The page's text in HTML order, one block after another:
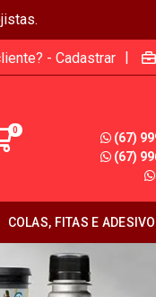
- Cadastrar |
0
(67)
(67)
COLAS, FITAS E